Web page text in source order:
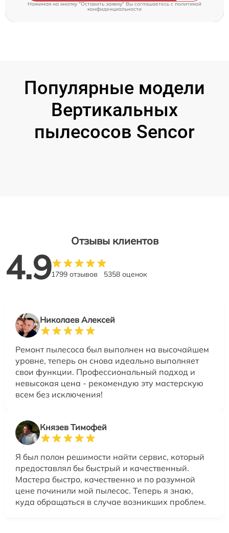
Нажимая на кнопку "Оставить заявку" Вы соглашаетесь cполитикой
конфиденциальности
Популярные модели
Вертикальных
пылесосов Sencor
Отзывы клиентов
4.91799 отзывов 5358 оценок
Николаев Алексей
Ремонт пылесоса был выполнен на высочайшем
уровне, теперь он снова идеально выполняет
свои функции. Профессиональный подход и
невысокая цена - рекомендую эту мастерскую
всем без исключения!
Князев Тимофей
Я был полон решимости найти сервис, который
предоставлял бы быстрый и качественный.
Мастера быстро, качественно и по разумной
цене починили мой пылесос. Теперь я знаю,
куда обращаться в случае возникших проблем.